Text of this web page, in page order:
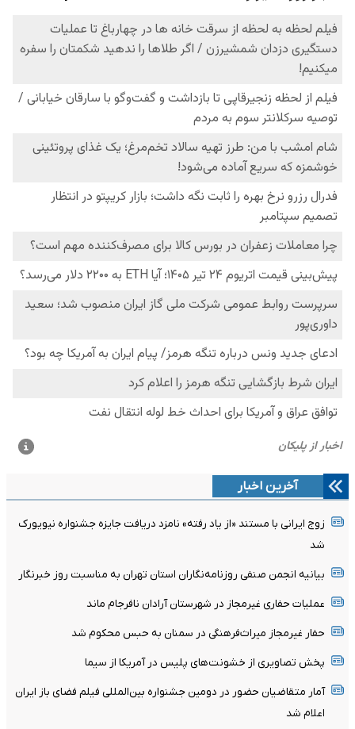
آخرین اخبار
زوج ایرانی با مستند «از یاد رفته» نامزد دریافت جایزه جشنواره نیویورک
شد
بیانیه انجمن صنفی روزنامه‌نگاران استان تهران به مناسبت روز خبرنگار
عملیات حفاری غیرمجاز در شهرستان آرادان نافرجام ماند
حفار غیرمجاز میراث‌فرهنگی در سمنان به حبس محکوم شد
پخش تصاویری از خشونت‌های پلیس در آمریکا از سیما
آمار متقاضیان حضور در دومین جشنواره بین‌المللی فیلم فضای باز ایران
اعلام شد